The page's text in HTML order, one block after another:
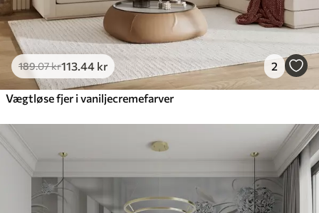
189.07kr113 .44 kr 2
Vægtløse fjer i vaniljecremefarver